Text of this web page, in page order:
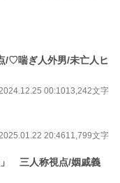
/♡喘ぎ人外男/未亡人ヒ
00:1013,242文字
20:4611,799文字
」 三人称視点/姻戚義